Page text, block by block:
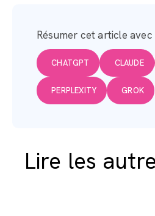
Résumer cet article avec
CHATGPT CLAUDE
PERPLEXITY GROK
Lire les